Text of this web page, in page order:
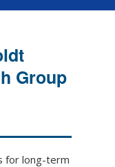
Group
for long-term